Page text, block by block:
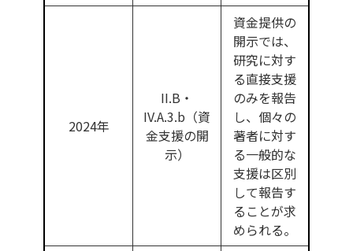
2024年
II.B・
IV.A.3.b（資
金支援の開
示）
資金提供の
開示では、
研究に対す
る直接支援
のみを報告
し、個々の
著者に対す
る一般的な
支援は区別
して報告す
ることが求
められる。